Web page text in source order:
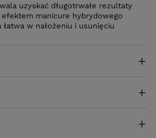
uzyskać długotrwałe rezultaty
efektem manicure hybrydowego
łatwa w nałożeniu i usunięciu